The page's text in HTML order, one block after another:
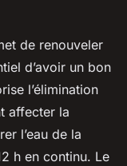
de renouveler
d’avoir un bon
l’élimination
affecter la
l’eau de la
h en continu. Le